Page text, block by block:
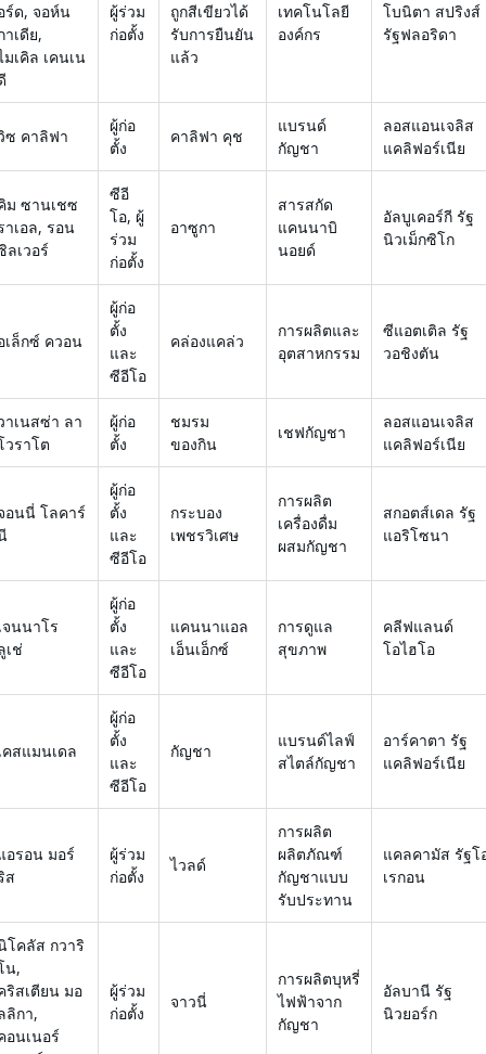
ร์ด, จอห์น
าเดีย,
มเคิล เคนเน
ผู้ร่วม
ก่อตั้ง
ถูกสีเขียวได้
รับการยืนยัน
แล้ว
เทคโนโลยี
องค์กร
โบนิตา สปริงส์
รัฐฟลอริดา
ซ คาลิฟา
ผู้ก่อ
ตั้ง
คาลิฟา คุช
แบรนด์
กัญชา
ลอสแอนเจลิส
แคลิฟอร์เนีย
ม ซานเชซ
าเอล, รอน
ลเวอร์
ซีอี
โอ, ผู้
ร่วม
ก่อตั้ง
อาซูกา
สารสกัด
แคนนาบิ
นอยด์
อัลบูเคอร์กี รัฐ
นิวเม็กซิโก
เล็กซ์ ควอน
ผู้ก่อ
ตั้ง
และ
ซีอีโอ
คล่องแคล่ว
การผลิตและ
อุตสาหกรรม
ซีแอตเติล รัฐ
วอชิงตัน
าเนสซ่า ลา
วราโต
ผู้ก่อ
ตั้ง
ชมรม
ของกิน
เชฟกัญชา
ลอสแอนเจลิส
แคลิฟอร์เนีย
อนนี่ โลคาร์
ผู้ก่อ
ตั้ง
และ
ซีอีโอ
กระบอง
เพชรวิเศษ
การผลิต
เครื่องดื่ม
ผสมกัญชา
สกอตส์เดล รัฐ
แอริโซนา
จนนาโร
เช่
ผู้ก่อ
ตั้ง
และ
ซีอีโอ
แคนนาแอล
เอ็นเอ็กซ์
การดูแล
สุขภาพ
คลีฟแลนด์
โอไฮโอ
คสแมนเดล
ผู้ก่อ
ตั้ง
และ
ซีอีโอ
กัญชา
แบรนด์ไลฟ์
สไตล์กัญชา
อาร์คาตา รัฐ
แคลิฟอร์เนีย
อรอน มอร์
ส
ผู้ร่วม
ก่อตั้ง
ไวลด์
การผลิต
ผลิตภัณฑ์
กัญชาแบบ
รับประทาน
แคลคามัส รัฐโ
เรกอน
โคลัส กวาริ
น,
ริสเตียน มอ
ลิกา,
อนเนอร์
ผู้ร่วม
ก่อตั้ง
จาวนี่
การผลิตบุหรี่
ไฟฟ้าจาก
กัญชา
อัลบานี รัฐ
นิวยอร์ก